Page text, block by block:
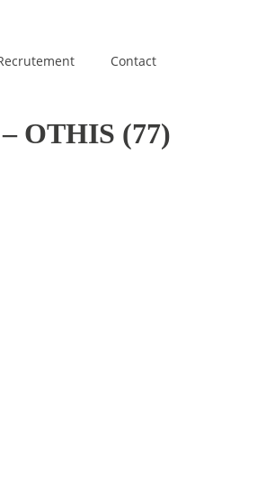
Contact
OTHIS (77)